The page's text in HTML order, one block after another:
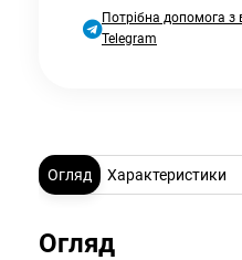
Потрібна допомога
Telegram
Огляд Характеристики
Огляд